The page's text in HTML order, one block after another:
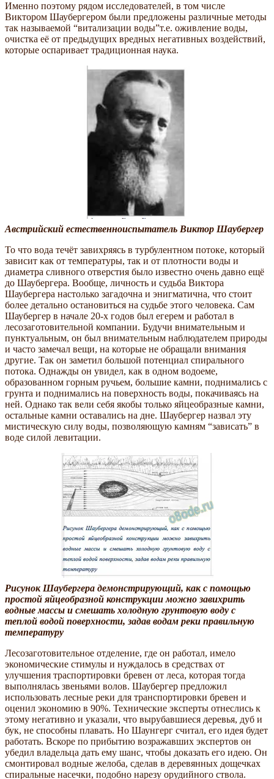
Именно поэтому рядом исследователей, в том числе
Виктором Шаубергером были предложены различные методы
так называемой “витализации воды”т.е. оживление воды,
очистка её от предыдущих вредных негативных воздействий,
которые оспаривает традиционная наука.
Австрийский естественноиспытатель Виктор Шаубергер
То что вода течёт завихряясь в турбулентном потоке, который
зависит как от температуры, так и от плотности воды и
диаметра сливного отверстия было известно очень давно ещё
до Шаубергера. Вообще, личность и судьба Виктора
Шаубергера настолько загадочна и энигматична, что стоит
более детально остановиться на судьбе этого человека. Сам
Шаубергер в начале 20-х годов был егерем и работал в
лесозаготовительной компании. Будучи внимательным и
пунктуальным, он был внимательным наблюдателем природы
и часто замечал вещи, на которые не обращали внимания
другие. Так он заметил большой потенциал спирального
потока. Однажды он увидел, как в одном водоеме,
образованном горным ручьем, большие камни, поднимались с
грунта и поднимались на поверхность воды, покачиваясь на
ней. Однако так вели себя якобы только яйцеобразные камни,
остальные камни оставались на дне. Шаубергер назвал эту
мистическую силу воды, позволяющую камням “зависать” в
воде силой левитации.
Рисунок Шаубергера демонстрирующий, как с помощью
простой яйцеобразной конструкции можно завихрить
водные массы и смешать холодную грунтовую воду с
теплой водой поверхности, задав водам реки правильную
температуру
Лесозаготовительное отделение, где он работал, имело
экономические стимулы и нуждалось в средствах от
улучшения траспортировки бревен от леса, которая тогда
выполнялась звеньями волов. Шаубергер предложил
использовать лесные реки для транспортировки бревен и
оценил экономию в 90%. Технические эксперты отнеслись к
этому негативно и указали, что вырубавшиеся деревья, дуб и
бук, не способны плавать. Но Шаунгерг считал, его идея будет
работать. Вскоре по прибытию возражавших экспертов он
убедил владельца дать ему шанс, чтобы доказать его идею. Он
cмонтировал водные желоба, сделав в деревянных дощечках
спиральные насечки, подобно нарезу орудийного ствола.